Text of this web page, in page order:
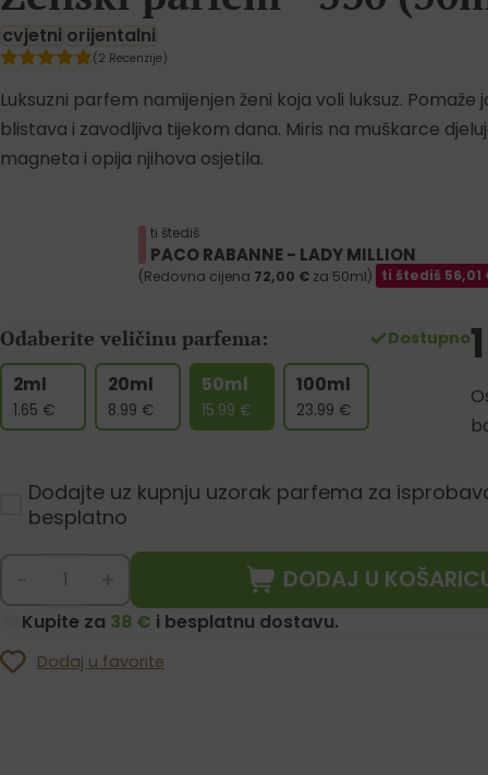
cvjetni orijentalni
(2 Recenzije)
Luksuzni parfem namijenjen ženi koja voli luksuz. Pomaže
blistava i zavodljiva tijekom dana. Miris na muškarce
magneta i opija njihova osjetila.
ti štediš
PACO RABANNE - LADY MILLION
(Redovna cijena 72,00 €za 50ml) ti štediš 56,01
Odaberite veličinu parfema:
2ml
1.65 €
20ml
8.99 €
50ml
15.99 €
100ml
23.99 €
Dostupno
Dodajte uz kupnju uzorak parfema za
besplatno
DODAJ U
Kupite za 38 € i besplatnu dostavu.
Dodaj u favorite